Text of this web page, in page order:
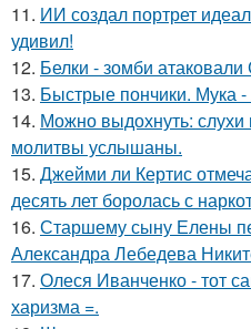
11. ИИ создал портрет
удивил!
12. Белки - зомби
13. Быстрые пончики. Мука -
14. Можно выдохнуть:
молитвы услышаны.
15. Джейми ли Кертис
десять лет боролась с
16. Старшему сыну Елены
Александра Лебедева
17. Олеся Иванченко - тот
харизма =.